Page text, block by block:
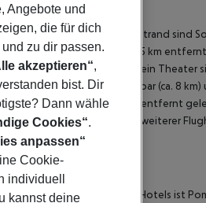
am Sandstrand. Am Strand sind
Die Stadt Burgas ist ca. 45 km
wie ein Kino und ein Theater
Old Town Nessebar (ca. 8
1 km Entfernung. Weiter entfernt
ist ca. 32 km entfernt. Ein weiterer
Stadt des Hotels ist
Angebote und
die für dich
zu dir passen.
akzeptieren“,
bist. Dir
Dann wähle
Cookies“.
anpassen“
Cookie-
individuell
kannst deine